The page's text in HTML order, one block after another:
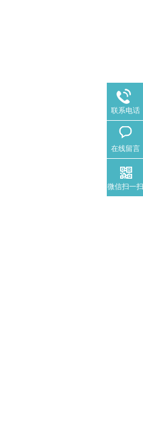
联系电话
在线留言
微信扫一扫